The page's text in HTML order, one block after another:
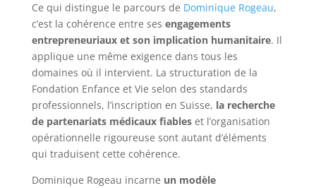
Ce qui distingue le parcours de Dominique Rogeau,
c’est la cohérence entre ses engagements
entrepreneuriaux et son implication humanitaire. Il
applique une même exigence dans tous les
domaines où il intervient. La structuration de la
Fondation Enfance et Vie selon des standards
professionnels, l’inscription en Suisse, la recherche
de partenariats médicaux fiableset l’organisation
opérationnelle rigoureuse sont autant d’éléments
qui traduisent cette cohérence.
Dominique Rogeau incarne un modèle